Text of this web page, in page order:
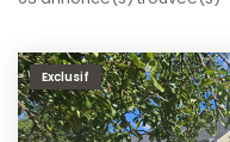
Qui
Exclusif